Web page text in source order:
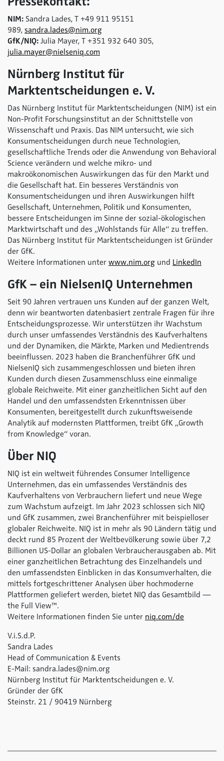
NIM: Sandra Lades, T +49 911 95151
989, sandra.lades@nim.org
GfK/NIQ: Julia Mayer, T +351 932 640 305,
julia.mayer@nielseniq.com
Nürnberg Institut für
Marktentscheidungen e. V.
Das Nürnberg Institut für Marktentscheidungen (NIM) ist ein
Non-Profit Forschungsinstitut an der Schnittstelle von
Wissenschaft und Praxis. Das NIM untersucht, wie sich
Konsumentscheidungen durch neue Technologien,
gesellschaftliche Trends oder die Anwendung von Behavioral
Science verändern und welche mikro- und
makroökonomischen Auswirkungen das für den Markt und
die Gesellschaft hat. Ein besseres Verständnis von
Konsumentscheidungen und ihren Auswirkungen hilft
Gesellschaft, Unternehmen, Politik und Konsumenten,
bessere Entscheidungen im Sinne der sozial-ökologischen
Marktwirtschaft und des „Wohlstands für Alle“ zu treffen.
Das Nürnberg Institut für Marktentscheidungen ist Gründer
der GfK.
Weitere Informationen unter www.nim.org und LinkedIn
GfK – ein NielsenIQ Unternehmen
Seit 90 Jahren vertrauen uns Kunden auf der ganzen Welt,
denn wir beantworten datenbasiert zentrale Fragen für ihre
Entscheidungsprozesse. Wir unterstützen ihr Wachstum
durch unser umfassendes Verständnis des Kaufverhaltens
und der Dynamiken, die Märkte, Marken und Medientrends
beeinflussen. 2023 haben die Branchenführer GfK und
NielsenIQ sich zusammengeschlossen und bieten ihren
Kunden durch diesen Zusammenschluss eine einmalige
globale Reichweite. Mit einer ganzheitlichen Sicht auf den
Handel und den umfassendsten Erkenntnissen über
Konsumenten, bereitgestellt durch zukunftsweisende
Analytik auf modernsten Plattformen, treibt GfK „Growth
from Knowledge“ voran.
Über NIQ
NIQ ist ein weltweit führendes Consumer Intelligence
Unternehmen, das ein umfassendes Verständnis des
Kaufverhaltens von Verbrauchern liefert und neue Wege
zum Wachstum aufzeigt. Im Jahr 2023 schlossen sich NIQ
und GfK zusammen, zwei Branchenführer mit beispielloser
globaler Reichweite. NIQ ist in mehr als 90 Ländern tätig und
deckt rund 85 Prozent der Weltbevölkerung sowie über 7,2
Billionen US-Dollar an globalen Verbraucherausgaben ab. Mit
einer ganzheitlichen Betrachtung des Einzelhandels und
den umfassendsten Einblicken in das Konsumverhalten, die
mittels fortgeschrittener Analysen über hochmoderne
Plattformen geliefert werden, bietet NIQ das Gesamtbild —
the Full View™.
Weitere Informationen finden Sie unter niq.com/de
V.i.S.d.P.
Sandra Lades
Head of Communication & Events
E-Mail: sandra.lades@nim.org
Nürnberg Institut für Marktentscheidungen e. V.
Gründer der GfK
Steinstr. 21 / 90419 Nürnberg